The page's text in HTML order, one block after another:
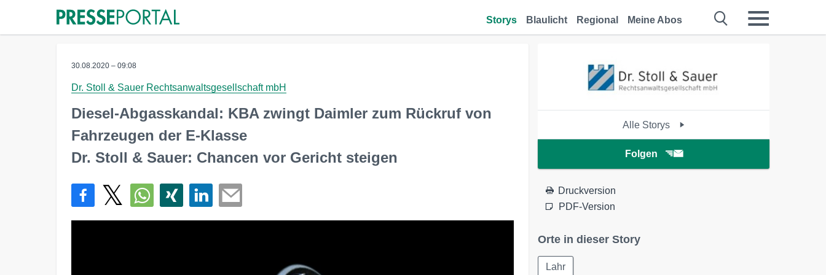
Storys Blaulicht Regional Meine Abos
30.08.2020 – 09:08
Dr. Stoll & Sauer Rechtsanwaltsgesellschaft mbH
Diesel-Abgasskandal: KBA zwingt Daimler zum Rückruf von
Fahrzeugen der E-Klasse
Dr. Stoll & Sauer: Chancen vor Gericht steigen
Alle Storys
Folgen
Druckversion
PDF-Version
Orte in dieser Story
Lahr